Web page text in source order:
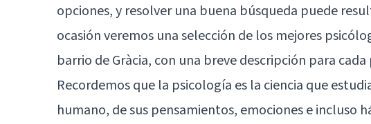
opciones, y resolver una buena búsqueda puede
ocasión veremos una selección de los mejores
barrio de Gràcia, con una breve descripción para
Recordemos que la psicología es la ciencia que
humano, de sus pensamientos, emociones e incluso